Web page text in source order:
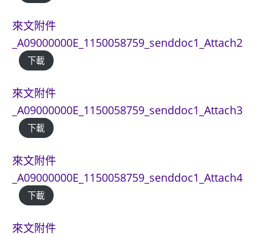
來文附件
_A09000000E_1150058759_senddoc1_Attach2
下載
來文附件
_A09000000E_1150058759_senddoc1_Attach3
下載
來文附件
_A09000000E_1150058759_senddoc1_Attach4
下載
來文附件